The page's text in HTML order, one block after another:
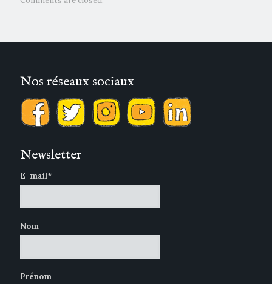
Nos réseaux sociaux
Newsletter
E-mail*
Nom
Prénom